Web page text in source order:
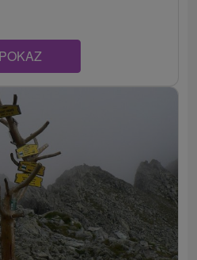
POKAZ